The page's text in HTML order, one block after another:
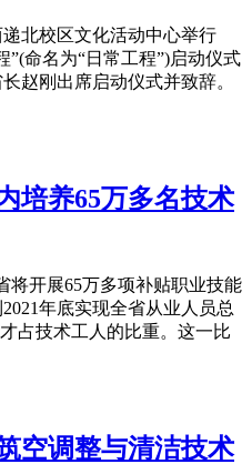
北校区文化活动中心举行
”(命名为“日常工程”)启动仪式
赵刚出席启动仪式并致辞。
培养65万多名技术
将开展65万多项补贴职业技能
年底实现全省从业人员总
占技术工人的比重。这一比
空调整与清洁技术